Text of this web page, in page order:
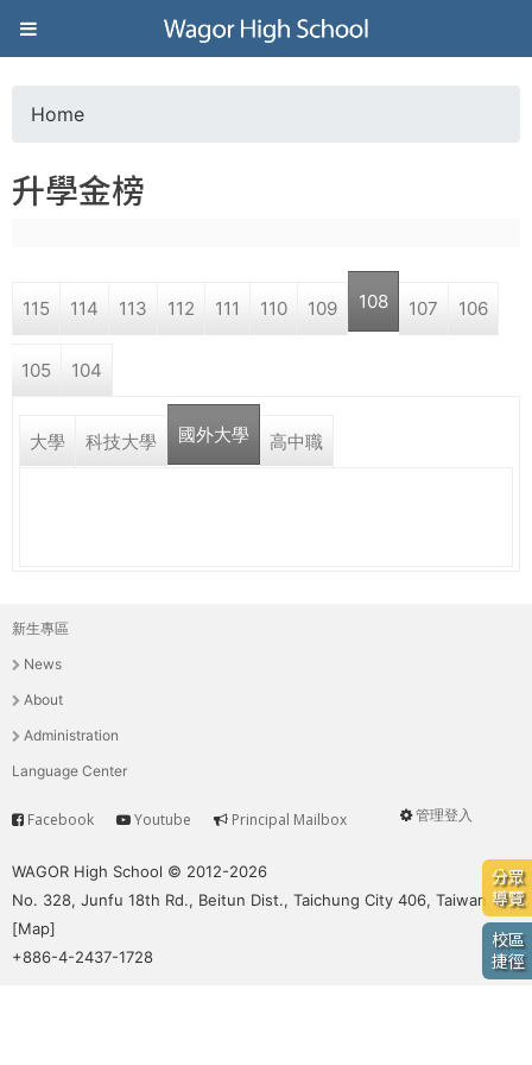
Jump to navigation
葳
格
高
學
培
養
具
國
移
動
的
世
界
公
o
a
r
e
r
e
Home
升學金榜
115 114 113 112 111 110 109 108 107 106
105 104
大學 科技大學 國外大學 高中職
分眾
導覽
校區
捷徑
主
選
單
新生專區
News
About
Administration
Language Center
User
管理登入
Service
Facebook Youtube Principal Mailbox
WAGOR High School © 2012-2026
No. 328, Junfu 18th Rd., Beitun Dist., Taichung City 406, Taiwan
[Map]
+886-4-2437-1728